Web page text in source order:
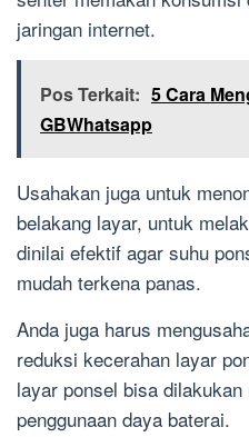
jaringan internet.
Pos Terkait: 5 Cara
GBWhatsapp
Usahakan juga untuk
belakang layar, untuk
dinilai efektif agar suhu
mudah terkena panas.
Anda juga harus
reduksi kecerahan layar
layar ponsel bisa
penggunaan daya baterai.